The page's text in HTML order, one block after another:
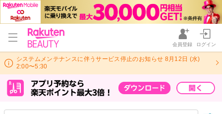
会員登録 ログイン
システムメンテナンスに伴うサービス停止のお知らせ 8月12日 (水)
2:00〜5:30